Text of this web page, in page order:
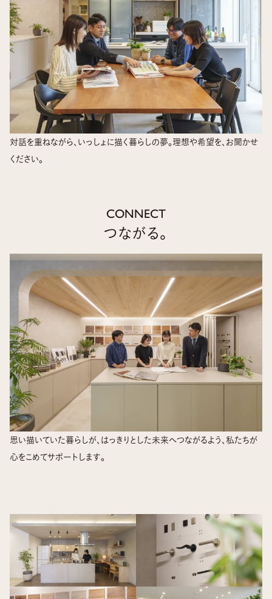
対話を重ねながら、いっしょに描く暮らしの夢。理想や希望を、お聞かせ
ください。
CONNECT
つながる。
思い描いていた暮らしが、はっきりとした未来へつながるよう、私たちが
心をこめてサポートします。